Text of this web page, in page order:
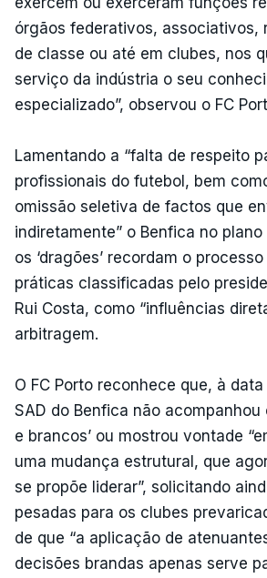
órgãos federativos, associativos,
de classe ou até em clubes, nos
serviço da indústria o seu
especializado”, observou o FC
Lamentando a “falta de respeito
profissionais do futebol, bem
omissão seletiva de factos que
indiretamente” o Benfica no
os ‘dragões’ recordam o processo
práticas classificadas pelo
Rui Costa, como “influências
arbitragem.
O FC Porto reconhece que, à
SAD do Benfica não acompanhou
e brancos’ ou mostrou vontade
uma mudança estrutural, que
se propõe liderar”, solicitando
pesadas para os clubes
de que “a aplicação de
decisões brandas apenas serve